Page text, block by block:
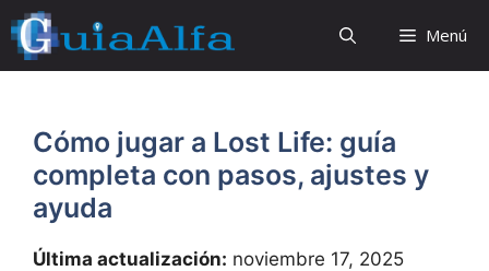
Saltar
al
contenido
Menú
Cómo jugar a Lost Life: guía
completa con pasos, ajustes y
ayuda
Última actualización: noviembre 17, 2025